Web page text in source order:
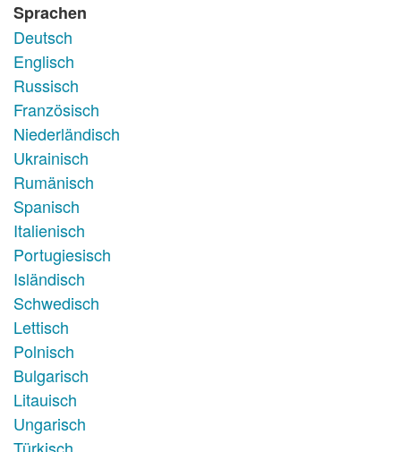
Sprachen
Deutsch
Englisch
Russisch
Französisch
Niederländisch
Ukrainisch
Rumänisch
Spanisch
Italienisch
Portugiesisch
Isländisch
Schwedisch
Lettisch
Polnisch
Bulgarisch
Litauisch
Ungarisch